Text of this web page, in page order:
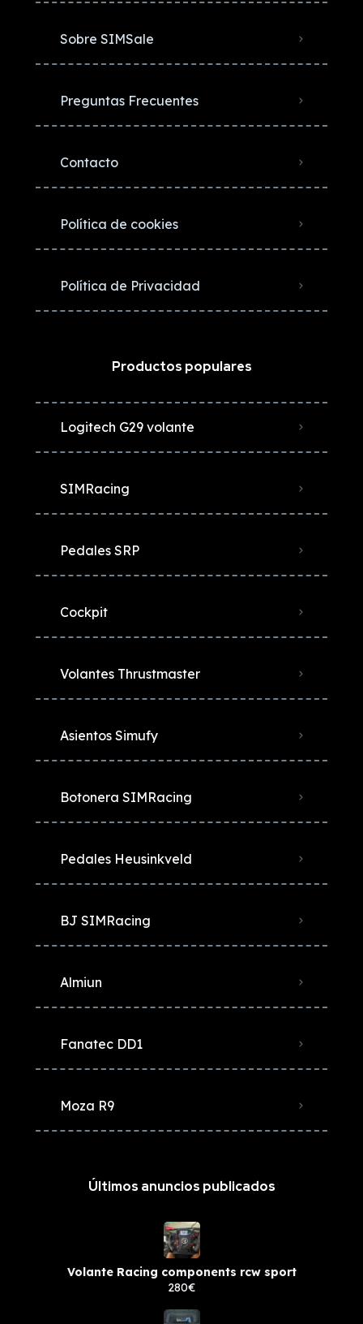
Sobre SIMSale
Preguntas Frecuentes
Contacto
Política de cookies
Política de Privacidad
Productos populares
Logitech G29 volante
SIMRacing
Pedales SRP
Cockpit
Volantes Thrustmaster
Asientos Simufy
Botonera SIMRacing
Pedales Heusinkveld
BJ SIMRacing
Almiun
Fanatec DD1
Moza R9
Últimos anuncios publicados
Volante Racing components rcw sport
280€